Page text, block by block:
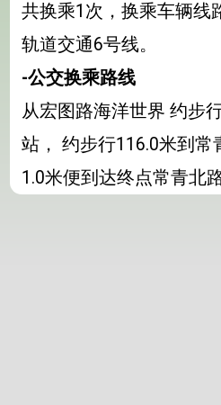
共换乘1次，换乘车辆
轨道交通6号线。
-公交换乘路线
从宏图路海洋世界 约步行220.0米到宏图大道
站， 约步行116.0米到常青花园站， 约步行44
1.0米便到达终点常青北